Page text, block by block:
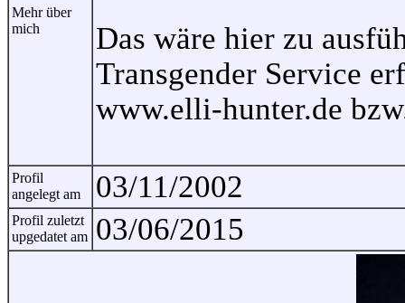
Mehr über
mich
Das wäre hier zu
Transgender Service
www.elli-hunter.de
Profil
angelegt am
03/11/2002
Profil zuletzt
upgedatet am 03/06/2015